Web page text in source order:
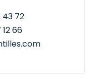
43 72
66